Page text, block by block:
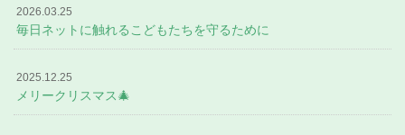
2026.03.25
毎日ネットに触れるこどもたちを守るために
2025.12.25
メリークリスマス🎄